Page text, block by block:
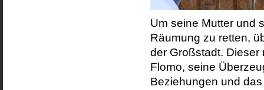
Um seine Mutter und
Räumung zu retten,
der Großstadt. Dieser
Flomo, seine
Beziehungen und